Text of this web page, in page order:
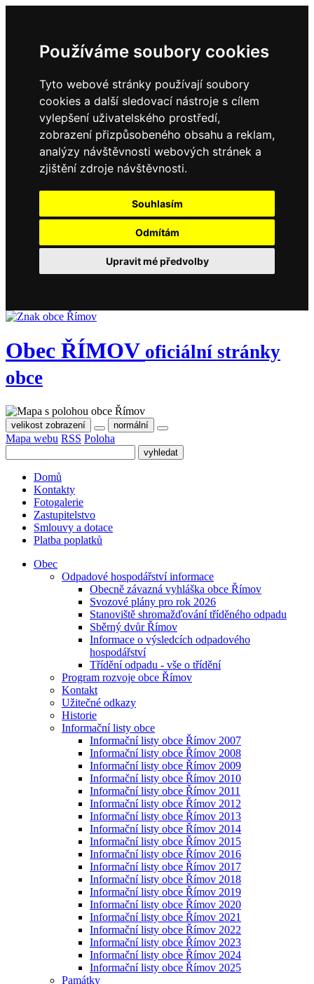
Používáme soubory cookies
Tyto webové stránky používají soubory
cookies a další sledovací nástroje s cílem
vylepšení uživatelského prostředí,
zobrazení přizpůsobeného obsahu a reklam,
analýzy návštěvnosti webových stránek a
zjištění zdroje návštěvnosti.
Souhlasím
Odmítám
Upravit mé předvolby
Obec ŘÍMOV oficiální stránky
obce
velikost zobrazení normální
Mapa webu RSS Poloha
Domů
Kontakty
Fotogalerie
Zastupitelstvo
Smlouvy a dotace
Platba poplatků
Obec
Odpadové hospodářství informace
Obecně závazná vyhláška obce Římov
Svozové plány pro rok 2026
Stanoviště shromažďování tříděného odpadu
Sběrný dvůr Římov
Informace o výsledcích odpadového
hospodářství
Třídění odpadu - vše o třídění
Program rozvoje obce Římov
Kontakt
Užitečné odkazy
Historie
Informační listy obce
Informační listy obce Římov 2007
Informační listy obce Římov 2008
Informační listy obce Římov 2009
Informační listy obce Římov 2010
Informační listy obce Římov 2011
Informační listy obce Římov 2012
Informační listy obce Římov 2013
Informační listy obce Římov 2014
Informační listy obce Římov 2015
Informační listy obce Římov 2016
Informační listy obce Římov 2017
Informační listy obce Římov 2018
Informační listy obce Římov 2019
Informační listy obce Římov 2020
Informační listy obce Římov 2021
Informační listy obce Římov 2022
Informační listy obce Římov 2023
Informační listy obce Římov 2024
Informační listy obce Římov 2025
Památky